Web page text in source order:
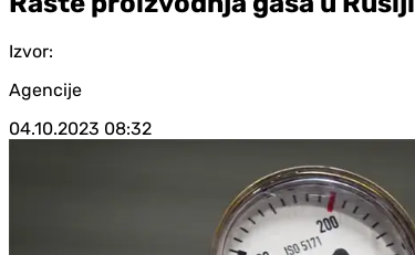
Izvor:
Agencije
04.10.2023 08:32